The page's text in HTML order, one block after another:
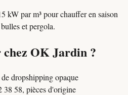
kW par m³ pour chauffer en saison
et pergola.
OK Jardin ?
dropshipping opaque
58, pièces d'origine